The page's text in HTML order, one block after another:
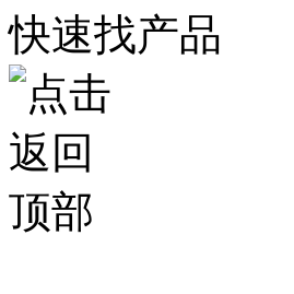
快速找产品